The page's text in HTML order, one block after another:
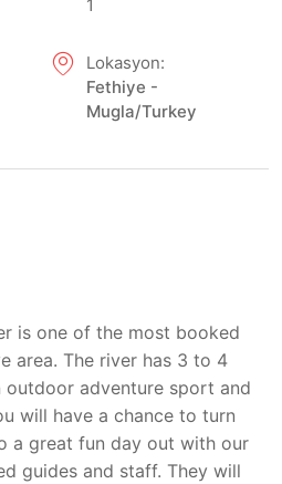
1
Lokasyon:
Fethiye -
Mugla/Turkey
is one of the most booked
area. The river has 3 to 4
outdoor adventure sport and
will have a chance to turn
a great fun day out with our
guides and staff. They will